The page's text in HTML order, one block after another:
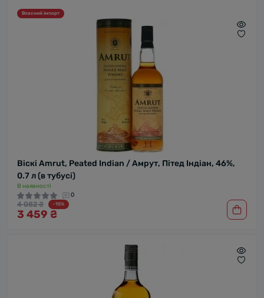
Власний імпорт
Віскі Amrut, Peated Indian / Амрут, Пітед Індіан, 46%,
0.7 л (в тубусі)
В наявності
0
4 082 ₴ -15%
3 459 ₴